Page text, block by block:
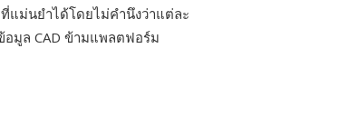
แม่นยำได้โดยไม่คำนึงว่าแต่ละ
อมูล CAD ข้ามแพลตฟอร์ม